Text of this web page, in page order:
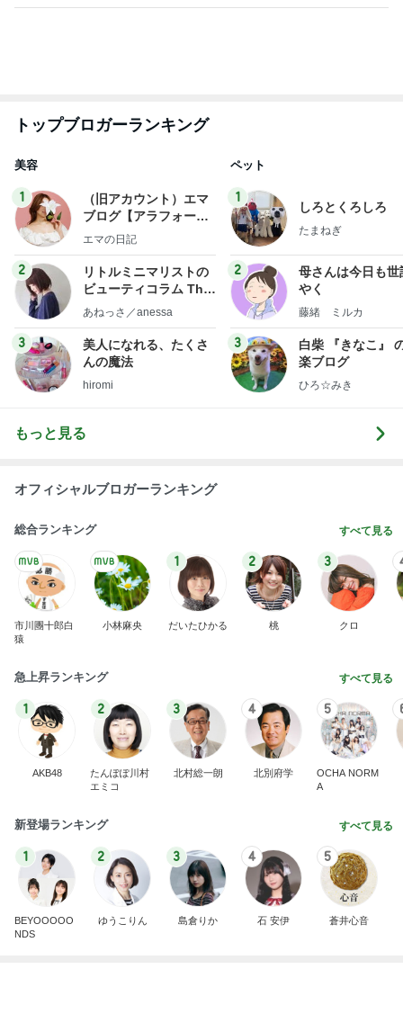
トップブロガーランキング
美容
1
（旧アカウント）エマ
ブログ【アラフォー会
社売却セカンドライ
エマの日記
2
リトルミニマリストの
ビューティコラム The
little minimalist's bea
あねっさ／anessa
3
美人になれる、たくさ
んの魔法
hiromi
ペット
1
しろとくろしろ
たまねぎ
2
母さんは今日も世
やく
藤緒 ミルカ
3
白柴 『きなこ』
楽ブログ
ひろ☆みき
もっと見る
オフィシャルブロガーランキング
総合ランキング すべて見る
市川團十郎白
猿
小林麻央
1
だいたひかる
2
桃
3
クロ
急上昇ランキング すべて見る
1
AKB48
2
たんぽぽ川村
エミコ
3
北村総一朗
4
北別府学
5
OCHA NORM
A
新登場ランキング すべて見る
1
BEYOOOOO
NDS
2
ゆうこりん
3
島倉りか
4
石 安伊
5
蒼井心音